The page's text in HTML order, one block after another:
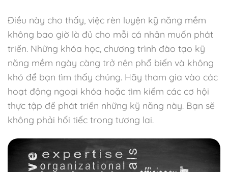
Điều này cho thấy, việc rèn luyện kỹ năng mềm
không bao giờ là đủ cho mỗi cá nhân muốn phát
triển. Những khóa học, chương trình đào tạo kỹ
năng mềm ngày càng trở nên phổ biến và không
khó để bạn tìm thấy chúng. Hãy tham gia vào các
hoạt động ngoại khóa hoặc tìm kiếm các cơ hội
thực tập để phát triển những kỹ năng này. Bạn sẽ
không phải hối tiếc trong tương lai.